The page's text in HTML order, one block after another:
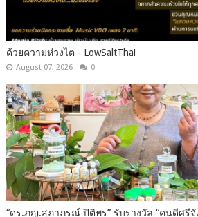
ด้วยความห่วงไต - LowSaltThai
August 07, 2026 0
“ดร.ภญ.สุภาภรณ์ ปิติพร” รับรางวัล “คนดีศรี